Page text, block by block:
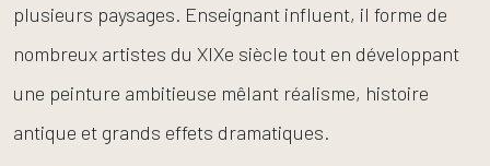
plusieurs paysages. Enseignant influent, il forme de
nombreux artistes du XIXe siècle tout en développant
une peinture ambitieuse mêlant réalisme, histoire
antique et grands effets dramatiques.